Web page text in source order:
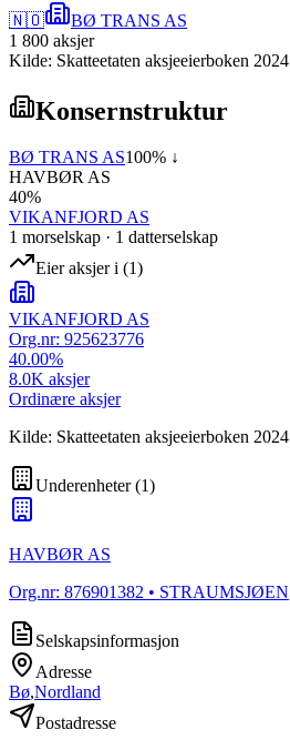
🇳🇴
BØ TRANS AS
1 800 aksjer
Kilde: Skatteetaten aksjeeierboken 2024
Konsernstruktur
BØ TRANS AS100% ↓
HAVBØR AS
40%
VIKANFJORD AS
1 morselskap · 1 datterselskap
Eier aksjer i (1)
VIKANFJORD AS
Org.nr: 925623776
40.00%
8.0K aksjer
Ordinære aksjer
Kilde: Skatteetaten aksjeeierboken 2024
Underenheter(1)
HAVBØR AS
Org.nr: 876901382 • STRAUMSJØEN
Selskapsinformasjon
Adresse
Bø,Nordland
Postadresse